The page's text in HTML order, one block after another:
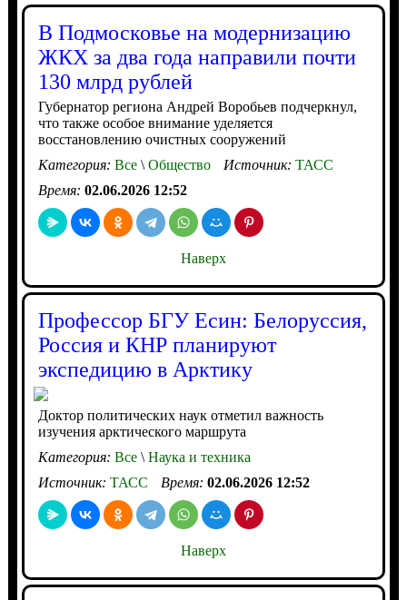
В Подмосковье на модернизацию
ЖКХ за два года направили почти
130 млрд рублей
Губернатор региона Андрей Воробьев подчеркнул,
что также особое внимание уделяется
восстановлению очистных сооружений
Категория: Все\Общество Источник: ТАСС
Время: 02.06.2026 12:52
Наверх
Профессор БГУ Есин: Белоруссия,
Россия и КНР планируют
экспедицию в Арктику
Доктор политических наук отметил важность
изучения арктического маршрута
Категория: Все\Наука и техника
Источник: ТАСС Время: 02.06.2026 12:52
Наверх